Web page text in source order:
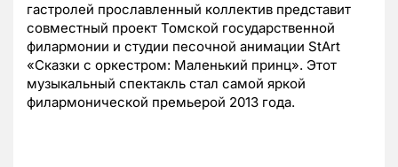
гастролей прославленный коллектив представит
совместный проект Томской государственной
филармонии и студии песочной анимации StArt
«Сказки с оркестром: Маленький принц». Этот
музыкальный спектакль стал самой яркой
филармонической премьерой 2013 года.